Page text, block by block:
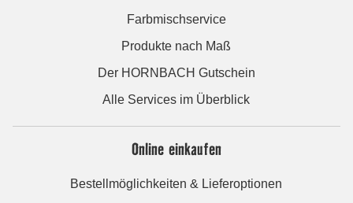
Farbmischservice
Produkte nach Maß
Der HORNBACH Gutschein
Alle Services im Überblick
Online einkaufen
Bestellmöglichkeiten & Lieferoptionen